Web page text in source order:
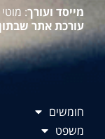
מייסד ועורך:
עורכת אתר
חומשים
משפט